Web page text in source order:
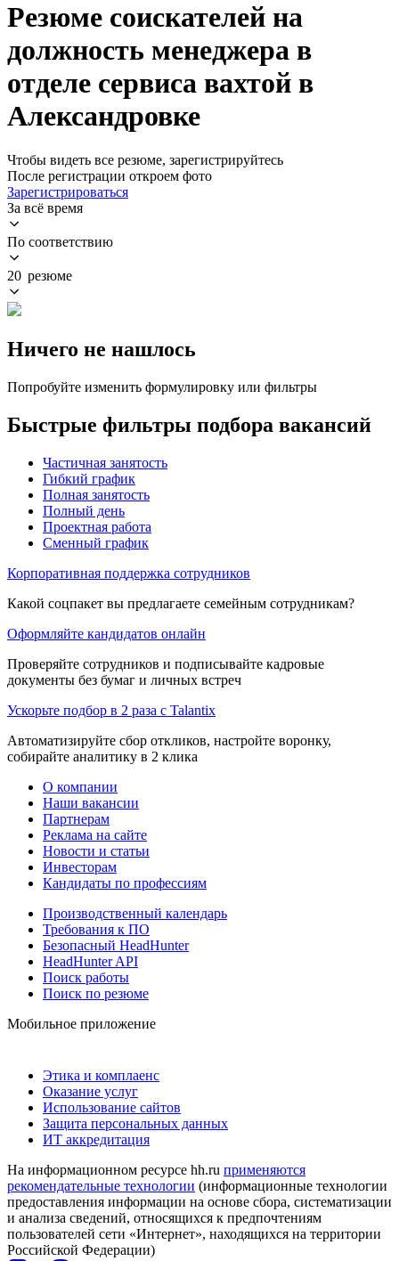
Резюме соискателей на
должность менеджера в
отделе сервиса вахтой в
Александровке
Чтобы видеть все резюме, зарегистрируйтесь
После регистрации откроем фото
Зарегистрироваться
За всё время
По соответствию
20 резюме
Ничего не нашлось
Попробуйте изменить формулировку или фильтры
Быстрые фильтры подбора вакансий
Частичная занятость
Гибкий график
Полная занятость
Полный день
Проектная работа
Сменный график
Корпоративная поддержка сотрудников
Какой соцпакет вы предлагаете семейным сотрудникам?
Оформляйте кандидатов онлайн
Проверяйте сотрудников и подписывайте кадровые
документы без бумаг и личных встреч
Ускорьте подбор в 2 раза с Talantix
Автоматизируйте сбор откликов, настройте воронку,
собирайте аналитику в 2 клика
О компании
Наши вакансии
Партнерам
Реклама на сайте
Новости и статьи
Инвесторам
Кандидаты по профессиям
Производственный календарь
Требования к ПО
Безопасный HeadHunter
HeadHunter API
Поиск работы
Поиск по резюме
Мобильное приложение
Этика и комплаенс
Оказание услуг
Использование сайтов
Защита персональных данных
ИТ аккредитация
На информационном ресурсе hh.ru применяются
рекомендательные технологии (информационные технологии
предоставления информации на основе сбора, систематизации
и анализа сведений, относящихся к предпочтениям
пользователей сети «Интернет», находящихся на территории
Российской Федерации)